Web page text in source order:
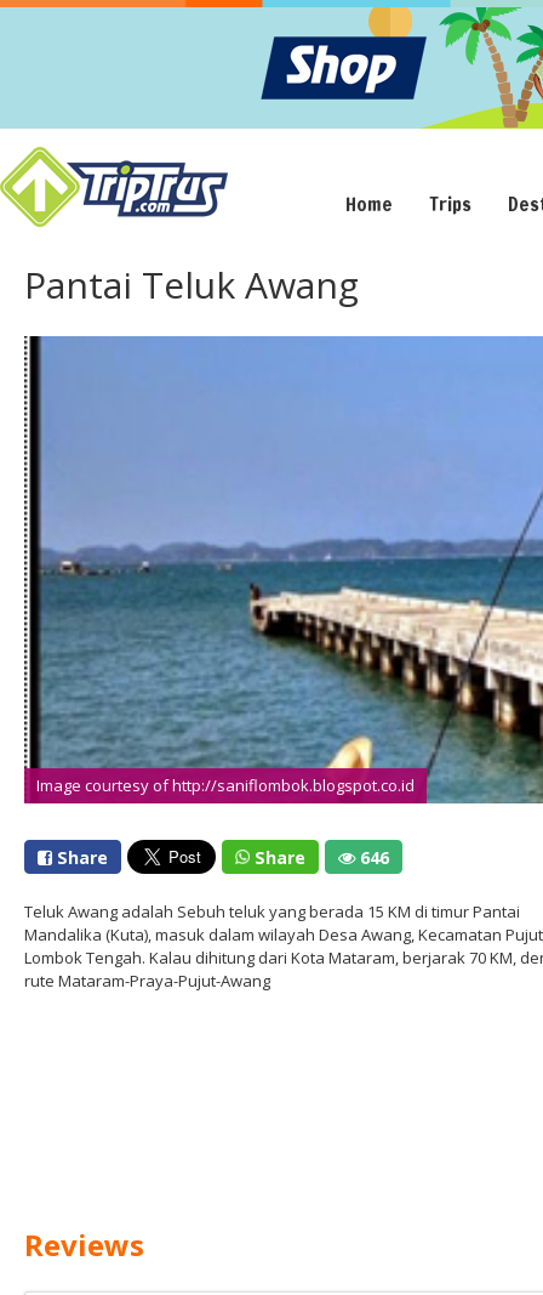
Home Trips
Pantai Teluk Awang
Image courtesy of http://saniflombok.blogspot.co.id
Share Share 646
Teluk Awang adalah Sebuh teluk yang berada 15 KM di timur Pantai
Mandalika (Kuta), masuk dalam wilayah Desa Awang, Kecamatan
Lombok Tengah. Kalau dihitung dari Kota Mataram, berjarak 70 KM,
rute Mataram-Praya-Pujut-Awang
Reviews